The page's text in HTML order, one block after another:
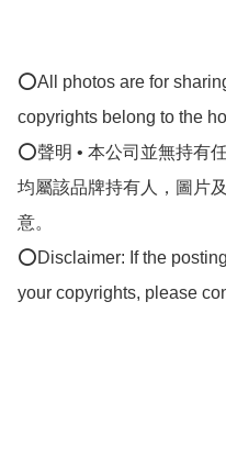
⭕All photos are for
copyrights belong to the
⭕聲明 • 本公司並無持有
均屬該品牌持有人，圖片
意。
⭕Disclaimer: If the
your copyrights, please